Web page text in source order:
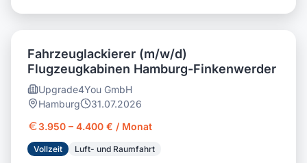
Fahrzeuglackierer (m/w/d)
Flugzeugkabinen Hamburg-Finkenwerder
Upgrade4You GmbH
Hamburg
31.07.2026
3.950 – 4.400 € / Monat
Vollzeit Luft- und Raumfahrt